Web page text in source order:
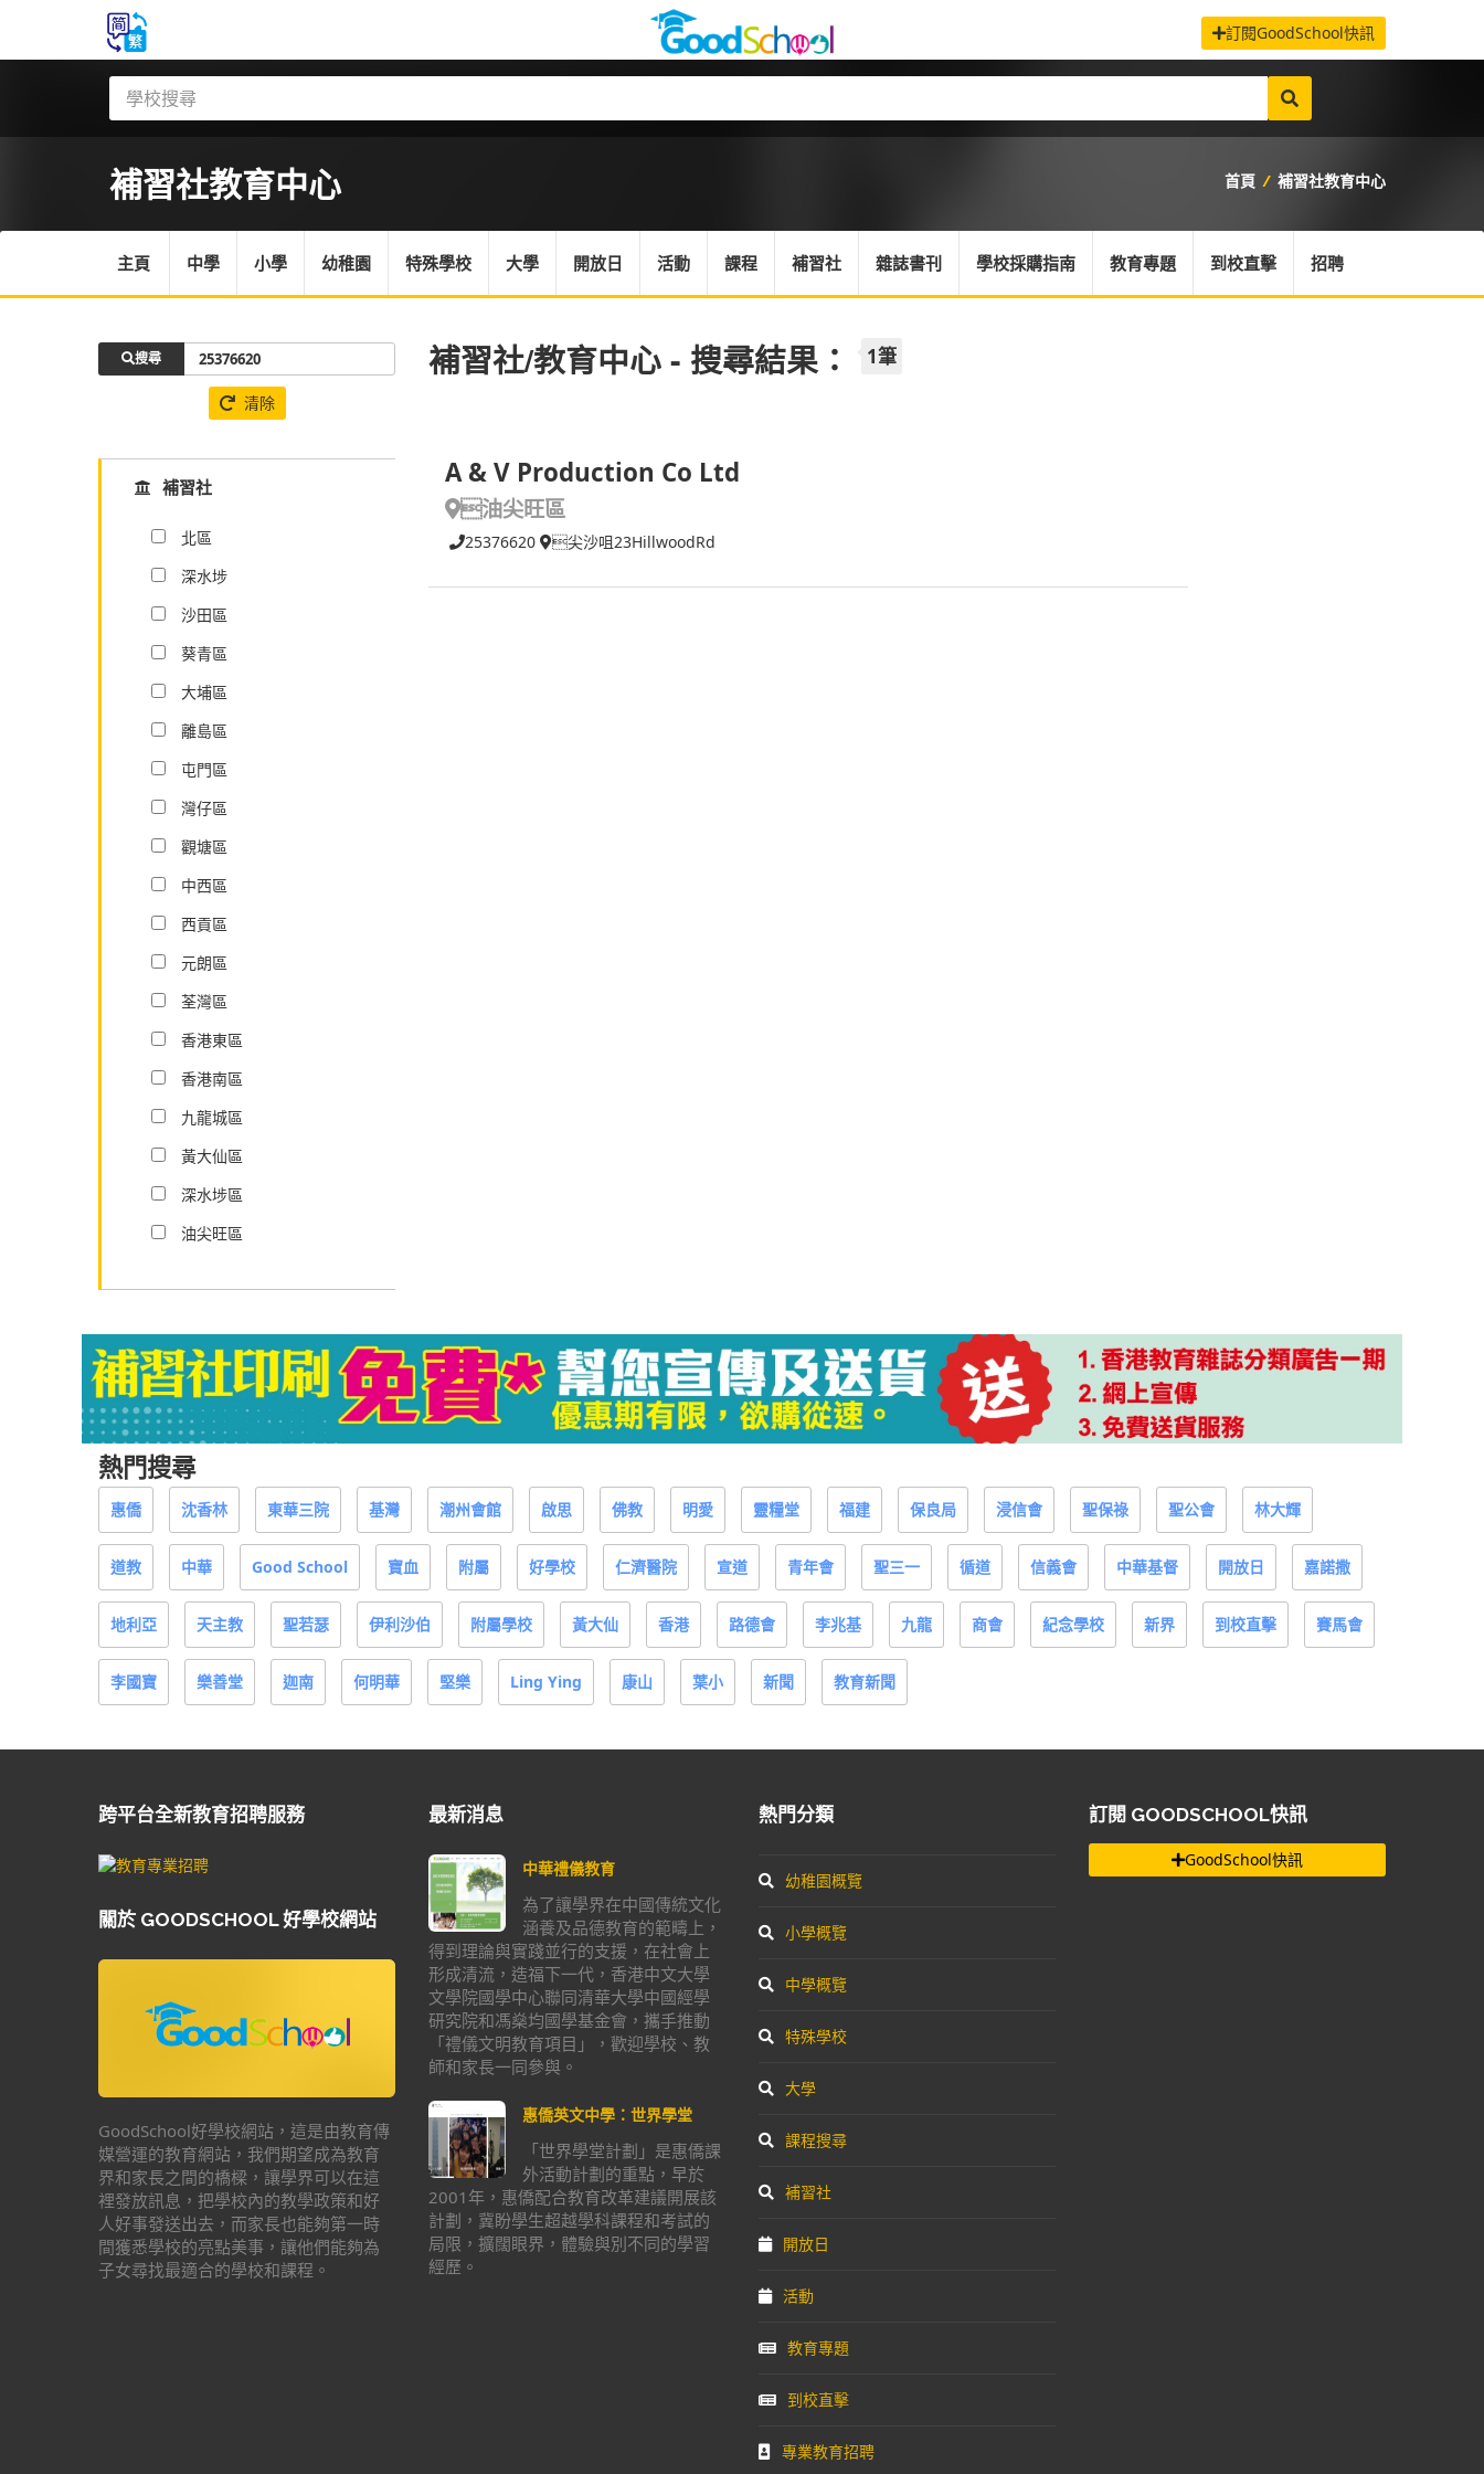
訂閱GoodSchool快訊
補習社教育中心 首頁 / 補習社教育中心
主頁 中學 小學 幼稚園 特殊學校 大學 開放日 活動 課程 補習社 雜誌書刊 學校採購指南 教育專題 到校直擊 招聘
補習社/教育中心 - 搜尋結果： 1筆
A & V Production Co Ltd
油尖旺區
25376620 尖沙咀23HillwoodRd
搜尋
清除
補習社
北區
深水埗
沙田區
葵青區
大埔區
離島區
屯門區
灣仔區
觀塘區
中西區
西貢區
元朗區
荃灣區
香港東區
香港南區
九龍城區
黃大仙區
深水埗區
油尖旺區
熱門搜尋
惠僑 沈香林 東華三院 基灣 潮州會館 啟思 佛教 明愛 靈糧堂 福建 保良局 浸信會 聖保祿 聖公會 林大輝
道教 中華 Good School 寶血 附屬 好學校 仁濟醫院 宣道 青年會 聖三一 循道 信義會 中華基督 開放日 嘉諾撒
地利亞 天主教 聖若瑟 伊利沙伯 附屬學校 黃大仙 香港 路德會 李兆基 九龍 商會 紀念學校 新界 到校直擊 賽馬會
李國寶 樂善堂 迦南 何明華 堅樂 Ling Ying 康山 葉小 新聞 教育新聞
跨平台全新教育招聘服務
關於 GOODSCHOOL 好學校網站
GoodSchool好學校網站，這是由教育傳
媒營運的教育網站，我們期望成為教育
界和家長之間的橋樑，讓學界可以在這
裡發放訊息，把學校內的教學政策和好
人好事發送出去，而家長也能夠第一時
間獲悉學校的亮點美事，讓他們能夠為
子女尋找最適合的學校和課程。
最新消息
中華禮儀教育
為了讓學界在中國傳統文化
涵養及品德教育的範疇上，
得到理論與實踐並行的支援，在社會上
形成清流，造福下一代，香港中文大學
文學院國學中心聯同清華大學中國經學
研究院和馮燊均國學基金會，攜手推動
「禮儀文明教育項目」，歡迎學校、教
師和家長一同參與。
惠僑英文中學：世界學堂
「世界學堂計劃」是惠僑課
外活動計劃的重點，早於
2001年，惠僑配合教育改革建議開展該
計劃，冀盼學生超越學科課程和考試的
局限，擴闊眼界，體驗與別不同的學習
經歷。
熱門分類
幼稚園概覽
小學概覽
中學概覽
特殊學校
大學
課程搜尋
補習社
開放日
活動
教育專題
到校直擊
專業教育招聘
訂閱 GOODSCHOOL快訊
GoodSchool快訊